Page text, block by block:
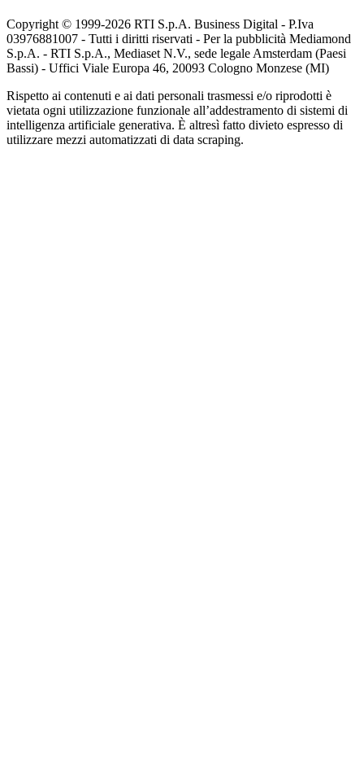
Copyright © 1999-2026 RTI S.p.A. Business Digital - P.Iva
03976881007 - Tutti i diritti riservati - Per la pubblicità Mediamond
S.p.A. - RTI S.p.A., Mediaset N.V., sede legale Amsterdam (Paesi
Bassi) - Uffici Viale Europa 46, 20093 Cologno Monzese (MI)
Rispetto ai contenuti e ai dati personali trasmessi e/o riprodotti è
vietata ogni utilizzazione funzionale all’addestramento di sistemi di
intelligenza artificiale generativa. È altresì fatto divieto espresso di
utilizzare mezzi automatizzati di data scraping.